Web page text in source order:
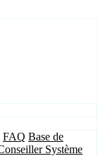
FAQ Base de
Système